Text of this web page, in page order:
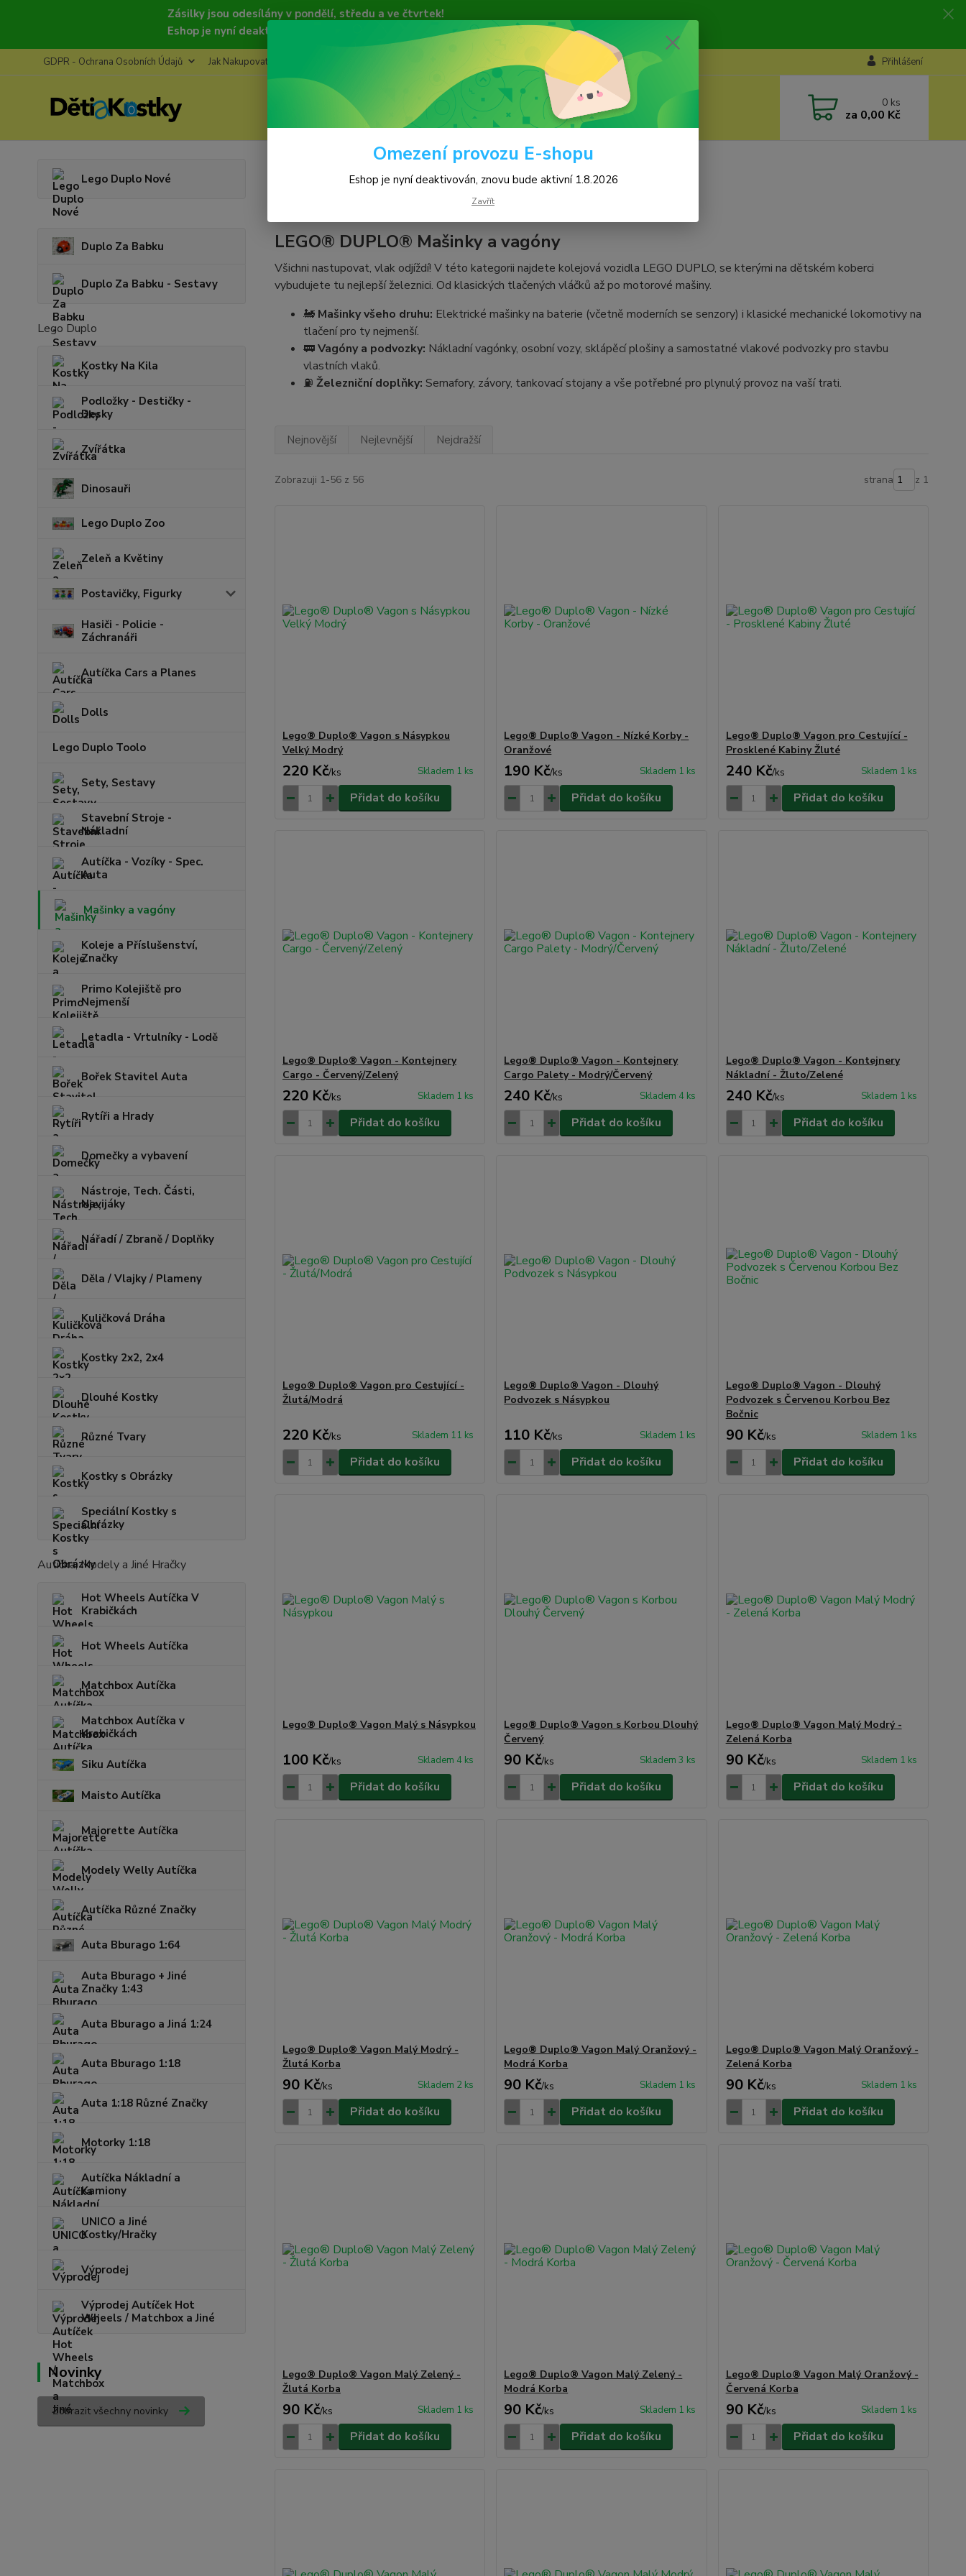
Zásilky jsou odesílány v pondělí, středu a ve čtvrtek!
Eshop je nyní deaktivován, znovu bude spuštěn 1.8.2026!!!
GDPR - Ochrana Osobních Údajů Jak Nakupovat Přihlášení
Hledat 0 ks
za 0,00 Kč
Lego Duplo Nové
Duplo Za Babku
Duplo Za Babku - Sestavy
Lego Duplo
Kostky Na Kila
Podložky - Destičky -
Desky
Zvířátka
Dinosauři
Lego Duplo Zoo
Zeleň a Květiny
Postavičky, Figurky
Hasiči - Policie -
Záchranáři
Autíčka Cars a Planes
Dolls
Lego Duplo Toolo
Sety, Sestavy
Stavební Stroje -
Nákladní
Autíčka - Vozíky - Spec.
Auta
Mašinky a vagóny
Koleje a Příslušenství,
Značky
Primo Kolejiště pro
Nejmenší
Letadla - Vrtulníky - Lodě
Bořek Stavitel Auta
Rytíři a Hrady
Domečky a vybavení
Nástroje, Tech. Části,
Navijáky
Nářadí / Zbraně / Doplňky
Děla / Vlajky / Plameny
Kuličková Dráha
Kostky 2x2, 2x4
Dlouhé Kostky
Různé Tvary
Kostky s Obrázky
Speciální Kostky s
Obrázky
Autíčka, Modely a Jiné Hračky
Hot Wheels Autíčka V
Krabičkách
Hot Wheels Autíčka
Matchbox Autíčka
Matchbox Autíčka v
Krabičkách
Siku Autíčka
Maisto Autíčka
Majorette Autíčka
Modely Welly Autíčka
Autíčka Různé Značky
Auta Bburago 1:64
Auta Bburago + Jiné
Značky 1:43
Auta Bburago a Jiná 1:24
Auta Bburago 1:18
Auta 1:18 Různé Značky
Motorky 1:18
Autíčka Nákladní a
Kamiony
UNICO a Jiné
Kostky/Hračky
Výprodej
Výprodej Autíček Hot
Wheels / Matchbox a Jiné
Novinky
Zobrazit všechny novinky
LEGO® DUPLO® Mašinky a vagóny
Všichni nastupovat, vlak odjíždí! V této kategorii najdete kolejová vozidla LEGO DUPLO, se kterými na dětském koberci
vybudujete tu nejlepší železnici. Od klasických tlačených vláčků až po motorové mašiny.
🚂 Mašinky všeho druhu: Elektrické mašinky na baterie (včetně moderních se senzory) i klasické mechanické lokomotivy na
tlačení pro ty nejmenší.
🚃Vagóny a podvozky: Nákladní vagónky, osobní vozy, sklápěcí plošiny a samostatné vlakové podvozky pro stavbu
vlastních vlaků.
⛽ Železniční doplňky: Semafory, závory, tankovací stojany a vše potřebné pro plynulý provoz na vaší trati.
Nejnovější Nejlevnější Nejdražší
Zobrazuji 1-56 z 56 strana z 1
Lego® Duplo® Vagon s Násypkou
Velký Modrý
220 Kč/ks Skladem 1 ks
Přidat do košíku
Lego® Duplo® Vagon - Nízké Korby -
Oranžové
190 Kč/ks Skladem 1 ks
Přidat do košíku
Lego® Duplo® Vagon pro Cestující -
Prosklené Kabiny Žluté
240 Kč/ks Skladem 1 ks
Přidat do košíku
Lego® Duplo® Vagon - Kontejnery
Cargo - Červený/Zelený
220 Kč/ks Skladem 1 ks
Přidat do košíku
Lego® Duplo® Vagon - Kontejnery
Cargo Palety - Modrý/Červený
240 Kč/ks Skladem 4 ks
Přidat do košíku
Lego® Duplo® Vagon - Kontejnery
Nákladní - Žluto/Zelené
240 Kč/ks Skladem 1 ks
Přidat do košíku
Lego® Duplo® Vagon pro Cestující -
Žlutá/Modrá
220 Kč/ks Skladem 11 ks
Přidat do košíku
Lego® Duplo® Vagon - Dlouhý
Podvozek s Násypkou
110 Kč/ks Skladem 1 ks
Přidat do košíku
Lego® Duplo® Vagon - Dlouhý
Podvozek s Červenou Korbou Bez
Bočnic
90 Kč/ks Skladem 1 ks
Přidat do košíku
Lego® Duplo® Vagon Malý s Násypkou
100 Kč/ks Skladem 4 ks
Přidat do košíku
Lego® Duplo® Vagon s Korbou Dlouhý
Červený
90 Kč/ks Skladem 3 ks
Přidat do košíku
Lego® Duplo® Vagon Malý Modrý -
Zelená Korba
90 Kč/ks Skladem 1 ks
Přidat do košíku
Lego® Duplo® Vagon Malý Modrý -
Žlutá Korba
90 Kč/ks Skladem 2 ks
Přidat do košíku
Lego® Duplo® Vagon Malý Oranžový -
Modrá Korba
90 Kč/ks Skladem 1 ks
Přidat do košíku
Lego® Duplo® Vagon Malý Oranžový -
Zelená Korba
90 Kč/ks Skladem 1 ks
Přidat do košíku
Lego® Duplo® Vagon Malý Zelený -
Žlutá Korba
90 Kč/ks Skladem 1 ks
Přidat do košíku
Lego® Duplo® Vagon Malý Zelený -
Modrá Korba
90 Kč/ks Skladem 1 ks
Přidat do košíku
Lego® Duplo® Vagon Malý Oranžový -
Červená Korba
90 Kč/ks Skladem 1 ks
Přidat do košíku
Omezení provozu E-shopu
Eshop je nyní deaktivován, znovu bude aktivní 1.8.2026
Zavřít